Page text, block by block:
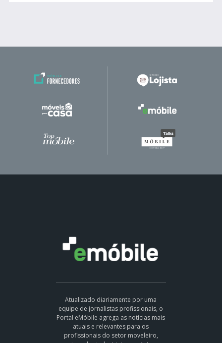
Atualizado diariamente por uma
equipe de jornalistas profissionais, o
Portal eMóbile agrega as notícias mais
atuais e relevantes para os
profissionais do setor moveleiro,